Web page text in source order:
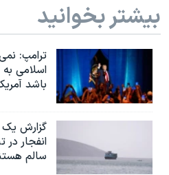
بیشتر بخوانید
ترامپ:
اسلامی به
باشد
گزارش
انفجار
سالم